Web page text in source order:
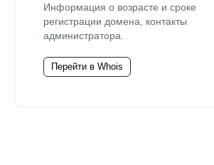
Информация о возрасте и сроке
регистрации домена, контакты
администратора.
Перейти в Whois